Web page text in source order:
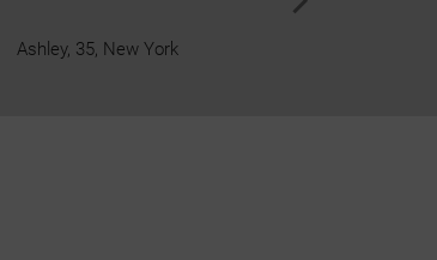
Ashley, 35, New York
facilidad: sólo hay que